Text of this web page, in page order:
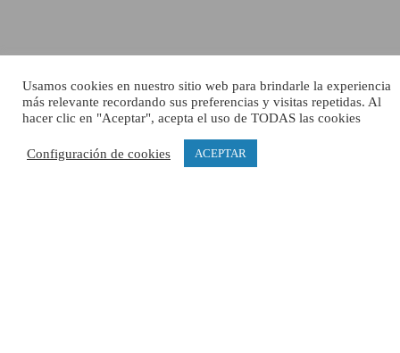
Usamos cookies en nuestro sitio web para brindarle la experiencia
más relevante recordando sus preferencias y visitas repetidas. Al
hacer clic en "Aceptar", acepta el uso de TODAS las cookies
Configuración de cookies ACEPTAR